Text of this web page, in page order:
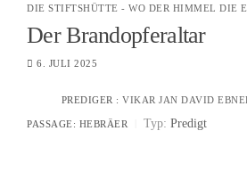
DIE STIFTSHÜTTE - WO DER HIMMEL DIE
Der Brandopferaltar
6. JULI 2025
PREDIGER : VIKAR JAN DAVID
PASSAGE: HEBRÄER Typ: Predigt